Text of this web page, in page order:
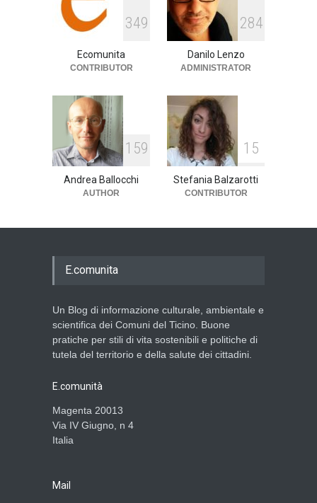
E tu hai paura del buio?
cultura società 1 Aprile 2024
349
Ecomunita
CONTRIBUTOR
284
Danilo Lenzo
ADMINISTRATOR
1 59
Andrea Ballocchi
AUTHOR
1 5
Stefania Balzarotti
CONTRIBUTOR
E.comunita
Un Blog di informazione culturale, ambientale e
scientifica dei Comuni del Ticino. Buone
pratiche per stili di vita sostenibili e politiche di
tutela del territorio e della salute dei cittadini.
E.comunità
Magenta 20013
Via IV Giugno, n 4
Italia
Mail